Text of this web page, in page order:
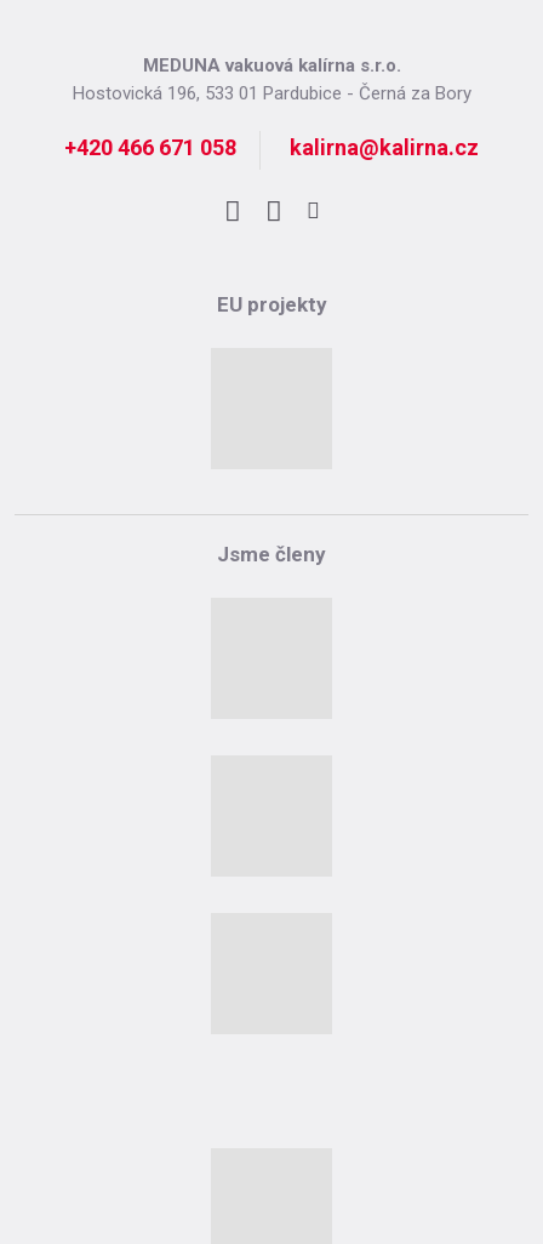
MEDUNA vakuová kalírna s.r.o.
Hostovická 196, 533 01 Pardubice - Černá za Bory
+420 466 671 058 kalirna@kalirna.cz
Facebook
LinkedIn
EU projekty
Jsme členy